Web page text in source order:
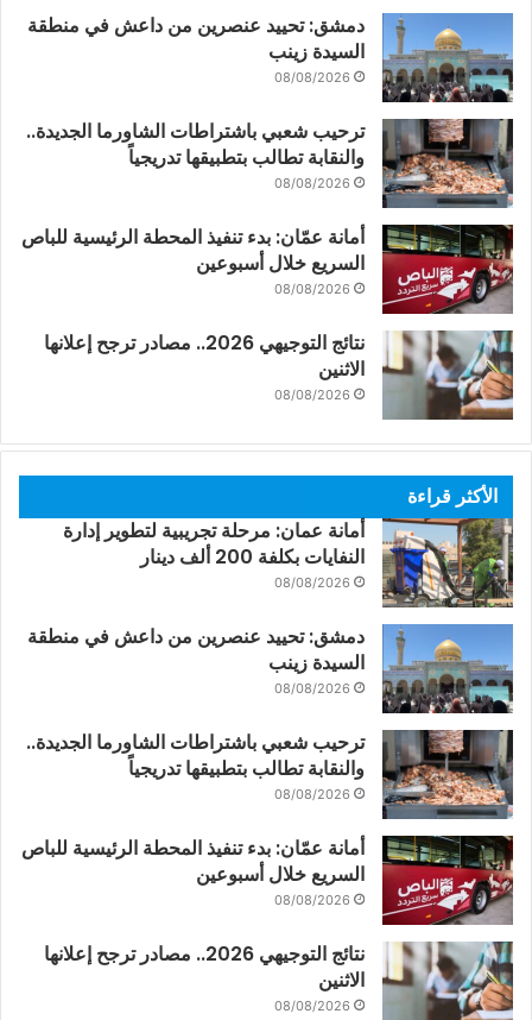
دمشق: تحييد عنصرين من داعش في منطقة
السيدة زينب
08/08/2026
ترحيب شعبي باشتراطات الشاورما الجديدة..
والنقابة تطالب بتطبيقها تدريجياً
08/08/2026
أمانة عمّان: بدء تنفيذ المحطة الرئيسية للباص
السريع خلال أسبوعين
08/08/2026
نتائج التوجيهي 2026.. مصادر ترجح إعلانها
الاثنين
08/08/2026
الأكثر قراءة
أمانة عمان: مرحلة تجريبية لتطوير إدارة
النفايات بكلفة 200 ألف دينار
08/08/2026
دمشق: تحييد عنصرين من داعش في منطقة
السيدة زينب
08/08/2026
ترحيب شعبي باشتراطات الشاورما الجديدة..
والنقابة تطالب بتطبيقها تدريجياً
08/08/2026
أمانة عمّان: بدء تنفيذ المحطة الرئيسية للباص
السريع خلال أسبوعين
08/08/2026
نتائج التوجيهي 2026.. مصادر ترجح إعلانها
الاثنين
08/08/2026